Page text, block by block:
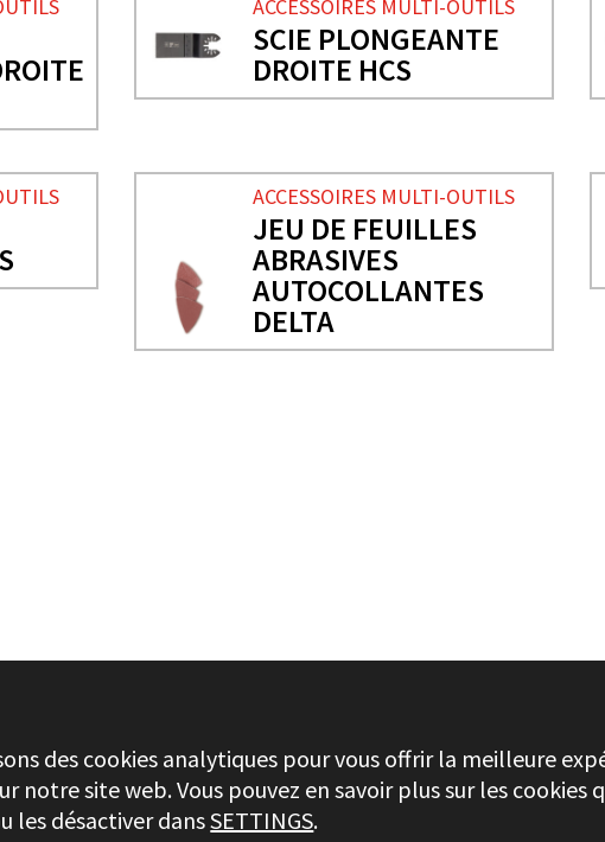
ACCESSOIRES MULTI-OUTILS
SCIE PLONGEANTE
DROITE HCS
ACCESSOIRES MULTI-OUTILS
JEU DE FEUILLES
ABRASIVES
AUTOCOLLANTES
DELTA
des cookies analytiques pour vous offrir la meilleure
notre site web. Vous pouvez en savoir plus sur les cookies
les désactiver dansSETTINGS.